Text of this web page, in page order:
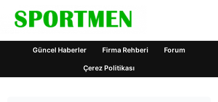
Güncel Haberler Firma Rehberi Forum
Çerez Politikası